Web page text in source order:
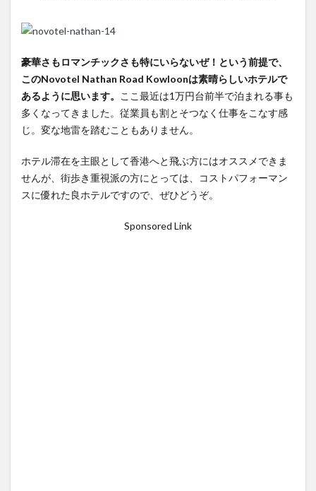
豪華さもロマンチックさも特にいらないぜ！という前提で、
このNovotel Nathan Road Kowloonは素晴らしいホテルで
あるように思います。
ここ最近は1万円台前半で泊まれる事も
多くなってきました。従業員も割とそつなく仕事をこなす感
じ。変な地雷を踏むこともありません。
ホテル滞在を主眼として香港へと飛ぶ方にはオススメできま
せんが、街歩き重視派の方にとっては、コストパフォーマン
スに優れた良ホテルですので、ぜひどうぞ。
Sponsored Link